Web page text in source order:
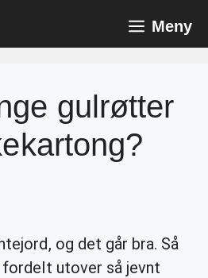
Meny
gulrøtter
og det går bra. Så
utover så jevnt